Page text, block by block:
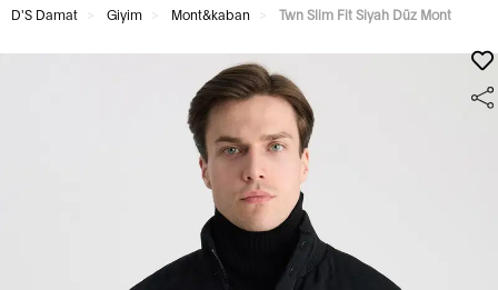
D'S Damat Giyim Mont&kaban Twn Slim Fit Siyah Düz Mont